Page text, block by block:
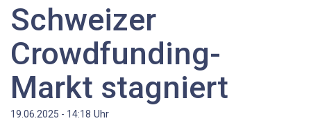
Schweizer
Crowdfunding-
Markt stagniert
19.06.2025 - 14:18 Uhr